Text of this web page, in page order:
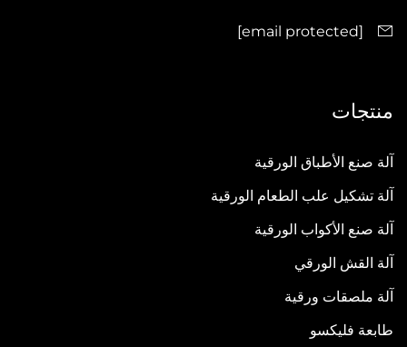
[email protected]
منتجات
آلة صنع الأطباق الورقية
آلة تشكيل علب الطعام الورقية
آلة صنع الأكواب الورقية
آلة القش الورقي
آلة ملصقات ورقية
طابعة فليكسو